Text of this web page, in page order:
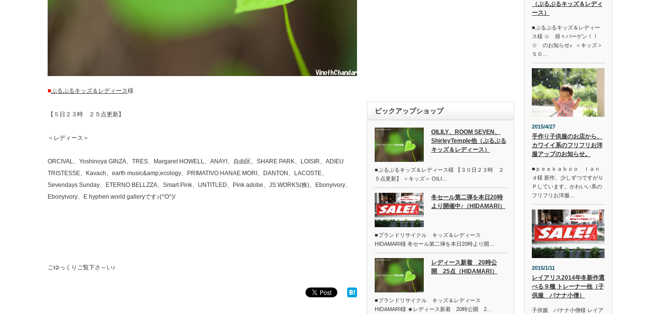
■ぷるぷるキッズ＆レディース様
【５日２３時 ２５点更新】
＜レディース＞
ORCIVAL、Yoshinoya GINZA、TRES、Margaret HOWELL、ANAYI、自由区、SHARE PARK、LOISIR、ADIEU
TRISTESSE、Kavach、earth music&amp;ecology、PRIMATIVO HANAE MORI、DANTON、LACOSTE、
Sevendays Sunday、ETERNO BELLZZA、Smart Pink、UNTITLED、Pink adobe、JS WORKS(株)、Ebonyivory、
Ebonyivory、E hyphen world galleryです♪(^O^)/
ごゆっくりご覧下さ～い♪
ピックアップショップ
OILILY、ROOM SEVEN、
ShirleyTemple他（ぷるぷる
キッズ＆レディース）
■ぷるぷるキッズ＆レディース様 【３０日２３時 ２
５点更新】 ＜キッズ＞ OILI…
冬セール第二弾を本日20時
より開催中♪（HIDAMARI）
■ブランドリサイクル キッズ＆レディース
HIDAMARI様 冬セール第二弾を本日20時より開…
レディース新着 20時公
開 25点（HIDAMARI）
■ブランドリサイクル キッズ＆レディース
HIDAMARI様 ★レディース新着 20時公開 2…
（ぷるぷるキッズ＆レディ
ース）
■ぷるぷるキッズ＆レディー
ス様 ☆ 得々バーゲン！！
☆ のお知らせ♪ ＜キッズ＞
５０…
2015/4/27
手作り子供服のお店から、
カワイイ系のフリフリお洋
服アップのお知らせ。
■ｐｅｅｋａｂｏｏ ｌａｎ
ｄ様 新作、少しずつですがＵ
Ｐしています。かわいい系の
フリフリお洋服…
2015/1/11
レイアリス2014年冬新作選
べる９種 トレーナー他（子
供服 バナナ小僧）
子供服 バナナ小僧様 レイア